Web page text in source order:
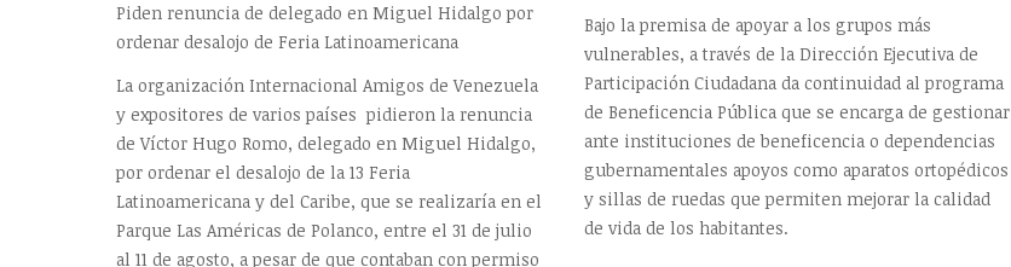
Piden renuncia de delegado en Miguel Hidalgo por
ordenar desalojo de Feria Latinoamericana
La organización Internacional Amigos de Venezuela
y expositores de varios países pidieron la renuncia
de Víctor Hugo Romo, delegado en Miguel Hidalgo,
por ordenar el desalojo de la 13 Feria
Latinoamericana y del Caribe, que se realizaría en el
Parque Las Américas de Polanco, entre el 31 de julio
al 11 de agosto, a pesar de que contaban con permiso
Bajo la premisa de apoyar a los grupos más
vulnerables, a través de la Dirección Ejecutiva de
Participación Ciudadana da continuidad al programa
de Beneficencia Pública que se encarga de gestionar
ante instituciones de beneficencia o dependencias
gubernamentales apoyos como aparatos ortopédicos
y sillas de ruedas que permiten mejorar la calidad
de vida de los habitantes.